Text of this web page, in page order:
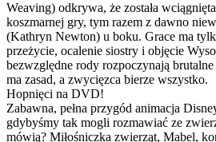
Weaving) odkrywa, że została
koszmarnej gry, tym razem z dawno
(Kathryn Newton) u boku. Grace ma
przeżycie, ocalenie siostry i objęcie
bezwzględne rody rozpoczynają
ma zasad, a zwycięzca bierze wszystko.
Hopnięci na DVD!
Zabawna, pełna przygód animacja
gdybyśmy tak mogli rozmawiać ze
mówią? Miłośniczka zwierząt, Mabel,